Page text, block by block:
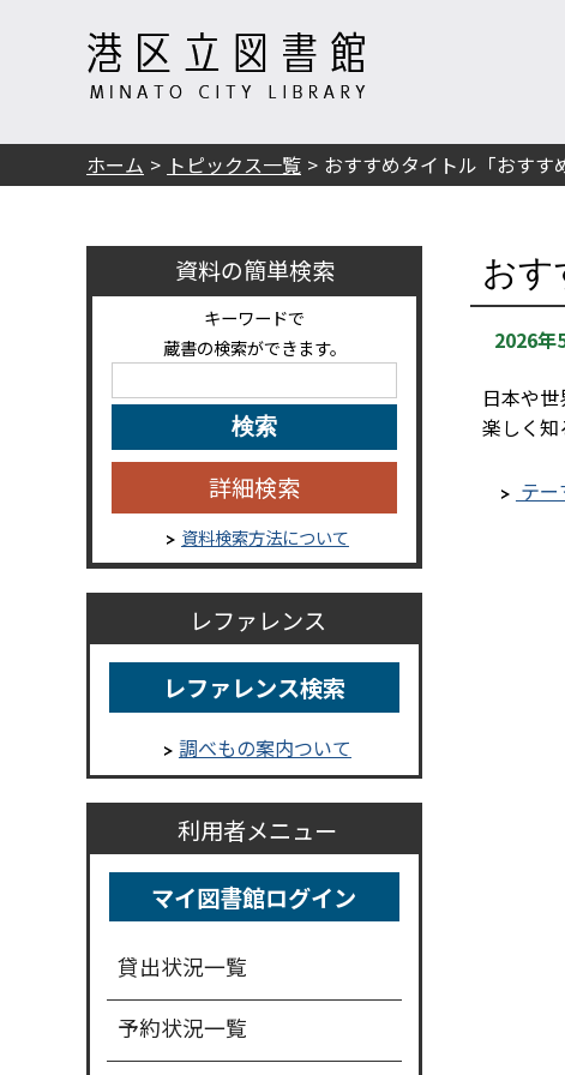
ホーム トピックス一覧 おすすめタイトル「おすす
資料の簡単検索
キーワードで
蔵書の検索ができます。
詳細検索
資料検索方法について
レファレンス
レファレンス検索
調べもの案内ついて
利用者メニュー
マイ図書館ログイン
貸出状況一覧
予約状況一覧
おす
2026年
日本や世
楽しく知
テー